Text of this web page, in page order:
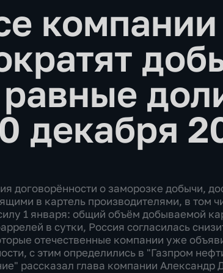
компании
декабря
договорённости о заморозке добычи,
в картель производителями, в том
1 января: общий объём добываемой
в сутки, Россия согласилась
отечественные компании уже
с этим определились в "Газпром
рассказал глава компании Александр